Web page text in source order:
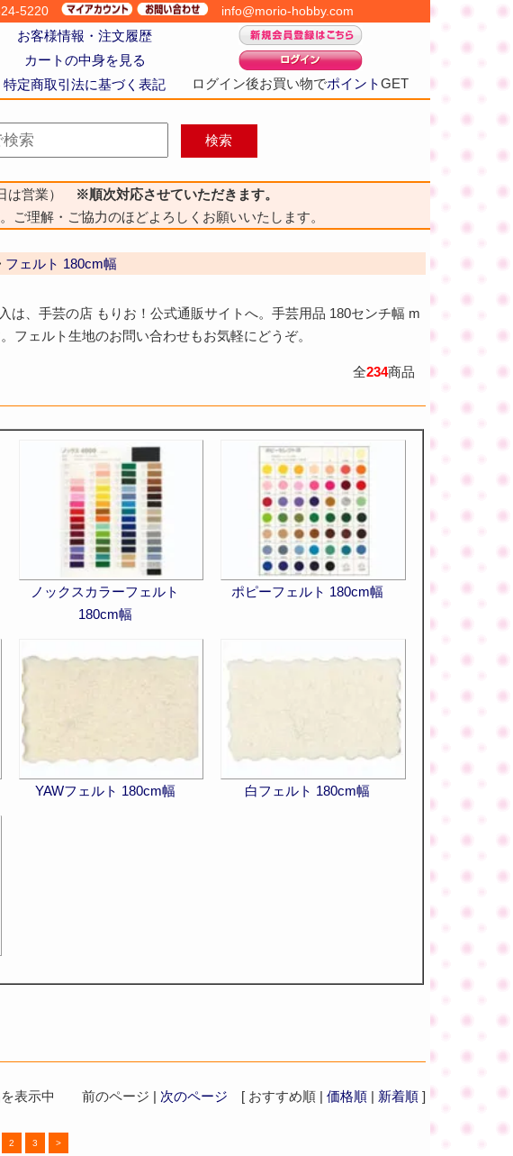
5220 info@morio-hobby.com
お客様情報・注文履歴
ログイン後お買い物でポイントGET
カートの中身を見る
特定商取引法に基づく表記
は営業）
※順次対応させていただきます。
ご理解・ご協力のほどよろしくお願いいたします。
フェルト 180cm幅
、手芸の店 もりお！公式通販サイトへ。手芸用品 180センチ幅 m
フェルト生地のお問い合わせもお気軽にどうぞ。
全234商品
ノックスカラーフェルト
180cm幅
ポピーフェルト 180cm幅
YAWフェルト 180cm幅 白フェルト 180cm幅
を表示中 前のページ | 次のページ [ おすすめ順 | 価格順 | 新着順 ]
2 3 >